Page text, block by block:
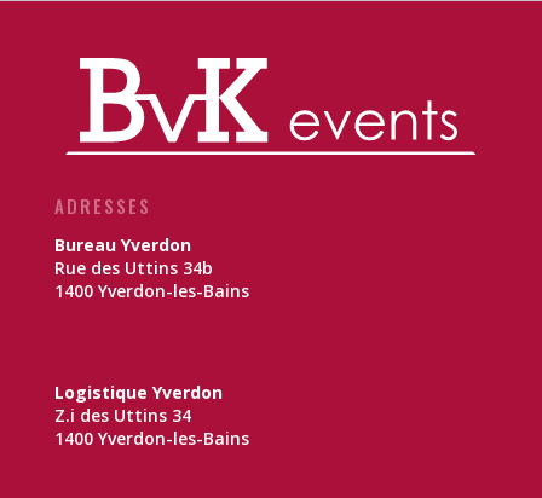
ADRESSES
Bureau Yverdon
Rue des Uttins 34b
1400 Yverdon-les-Bains
Logistique Yverdon
Z.i des Uttins 34
1400 Yverdon-les-Bains